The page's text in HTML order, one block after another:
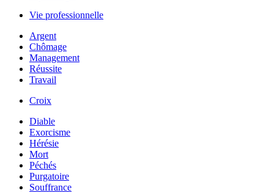
Vie professionnelle
Argent
Chômage
Management
Réussite
Travail
Croix
Diable
Exorcisme
Hérésie
Mort
Péchés
Purgatoire
Souffrance